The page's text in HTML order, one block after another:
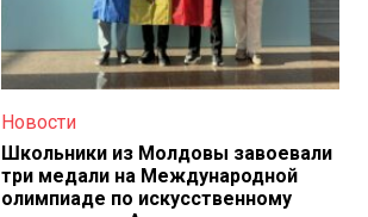
Новости
Школьники из Молдовы завоевали
три медали на Международной
олимпиаде по искусственному